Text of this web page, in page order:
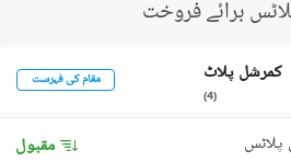
کمرشل پلاٹ
(
4
)
مقام کی فہرست
مقبول